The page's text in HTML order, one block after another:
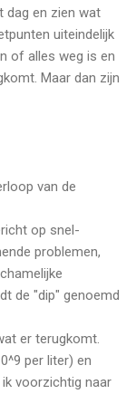
dag en zien wat
uiteindelijk
of alles weg is en
Maar dan zijn
van de
op snel-
problemen,
de "dip" genoemd
er terugkomt.
per liter) en
voorzichtig naar